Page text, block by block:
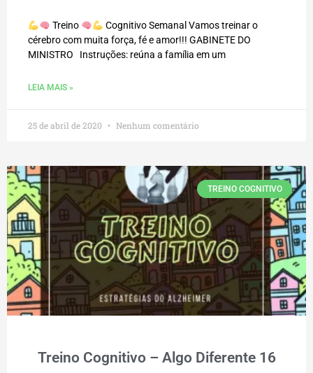
Treino
Cognitivo Semanal Vamos treinar o
cérebro com muita força, fé e amor!!! GABINETE DO
MINISTRO Instruções: reúna a família em um
LEIA MAIS »
25 de abril de 2020 Nenhum comentário
TREINO COGNITIVO
Treino Cognitivo – Algo Diferente 16